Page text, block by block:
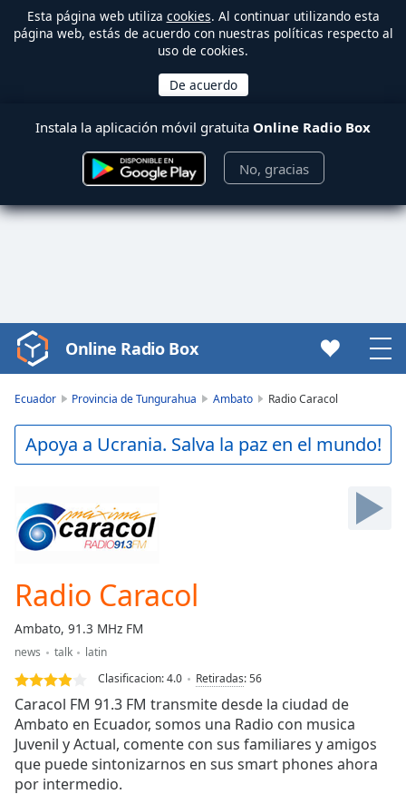
Esta página web utiliza cookies. Al continuar utilizando esta
página web, estás de acuerdo con nuestras políticas respecto al
uso de cookies.
Instala la aplicación móvil gratuita Online Radio Box
No, gracias
Video
Player
Play
Video
Backward
Skip
Forward
Current
Time0:00
Duration
Loaded
0.00%
Stream
TypeLIVE
Seek to
currently
behind
live
Online Radio Box
Ecuador Provincia de Tungurahua Ambato Radio Caracol
Apoya a Ucrania. Salva la paz en el mundo!
Radio Caracol
Ambato, 91.3 MHz FM
news talk
latin
Clasificacion:4.0 Retiradas:56
Caracol FM 91.3 FM transmite desde la ciudad de
Ambato en Ecuador, somos una Radio con musica
Juvenil y Actual, comente con sus familiares y amigos
que puede sintonizarnos en sus smart phones ahora
por intermedio.